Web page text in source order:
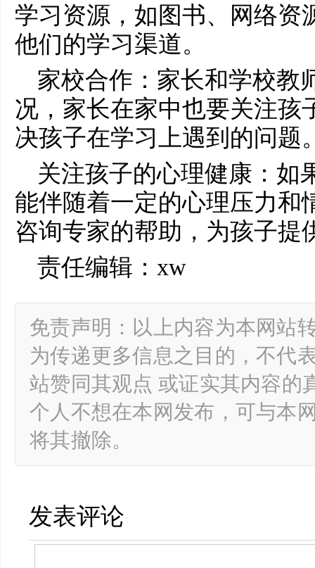
学习资源，如图书、网络资
他们的学习渠道。
家校合作：家长和学校教
况，家长在家中也要关注孩
决孩子在学习上遇到的问题
关注孩子的心理健康：如
能伴随着一定的心理压力和
咨询专家的帮助，为孩子提
责任编辑：xw
免责声明：以上内容为本网站
为传递更多信息之目的，不代
站赞同其观点 或证实其内容的
个人不想在本网发布，可与本
将其撤除。
发表评论